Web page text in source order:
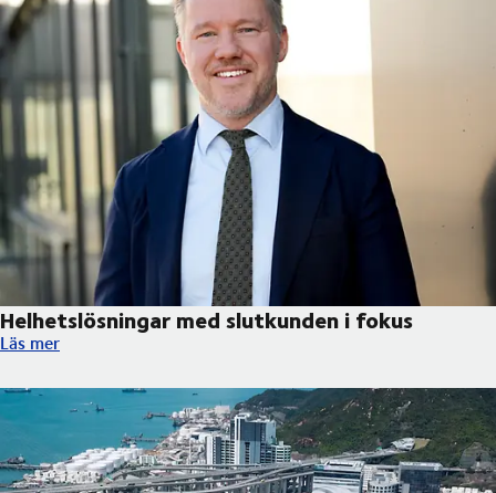
Helhetslösningar med slutkunden i fokus
Helhetslösningar med slutkunden i fokus
Läs mer